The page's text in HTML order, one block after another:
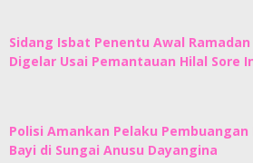
Sidang Isbat Penentu Awal Ramadan
Digelar Usai Pemantauan Hilal Sore
Polisi Amankan Pelaku Pembuangan
Bayi di Sungai Anusu Dayangina